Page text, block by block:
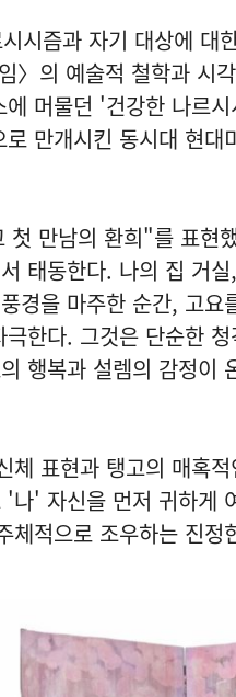
시즘과 자기 대상에 대
〉의 예술적 철학과 시
머물던 '건강한 나르
만개시킨 동시대 현대
만남의 환희"를 표현
태동한다. 나의 집 거
경을 마주한 순간, 고요
한다. 그것은 단순한
행복과 설렘의 감정이
체 표현과 탱고의 매혹
나' 자신을 먼저 귀하게
적으로 조우하는 진정